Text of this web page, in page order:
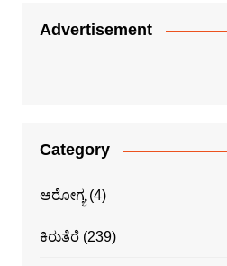
Advertisement
Category
ಆರೋಗ್ಯ(4)
ಕಿರುತೆರೆ(239)